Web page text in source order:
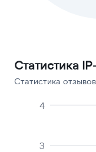
Статистика
Статистика
3
4